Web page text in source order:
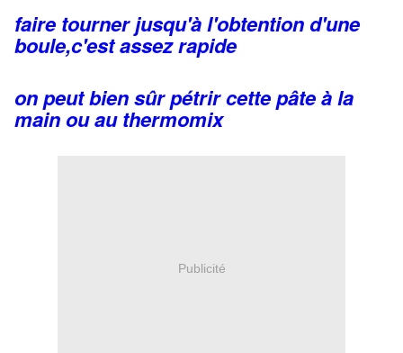
faire tourner jusqu'à l'obtention d'une
boule,c'est assez rapide
on peut bien sûr pétrir cette pâte à la
main ou au thermomix
Publicité